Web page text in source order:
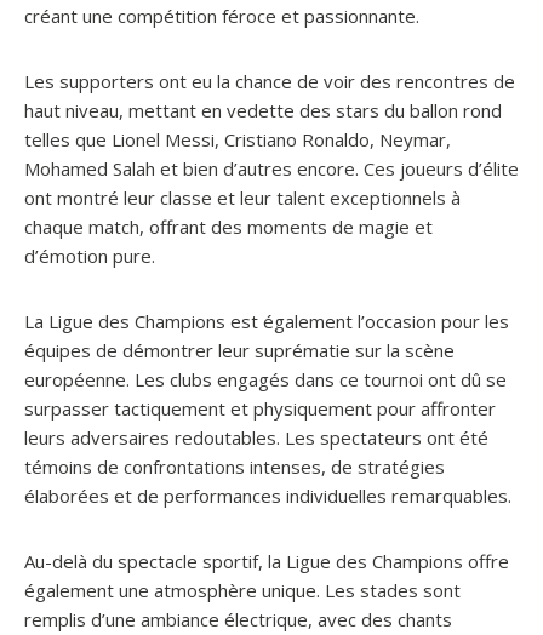
créant une compétition féroce et passionnante.
Les supporters ont eu la chance de voir des rencontres de
haut niveau, mettant en vedette des stars du ballon rond
telles que Lionel Messi, Cristiano Ronaldo, Neymar,
Mohamed Salah et bien d’autres encore. Ces joueurs d’élite
ont montré leur classe et leur talent exceptionnels à
chaque match, offrant des moments de magie et
d’émotion pure.
La Ligue des Champions est également l’occasion pour les
équipes de démontrer leur suprématie sur la scène
européenne. Les clubs engagés dans ce tournoi ont dû se
surpasser tactiquement et physiquement pour affronter
leurs adversaires redoutables. Les spectateurs ont été
témoins de confrontations intenses, de stratégies
élaborées et de performances individuelles remarquables.
Au-delà du spectacle sportif, la Ligue des Champions offre
également une atmosphère unique. Les stades sont
remplis d’une ambiance électrique, avec des chants